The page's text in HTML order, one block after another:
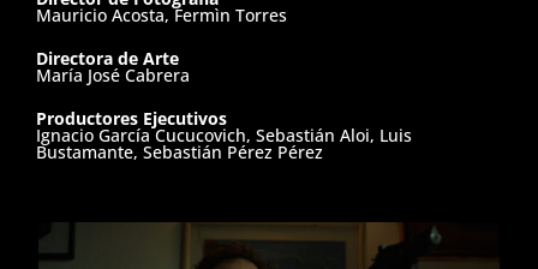
e
s
a
r
Mauricio Acosta, Fermìn Torres
Directora de Arte
María José Cabrera
Productores Ejecutivos
Ignacio García Cucucovich, Sebastián Aloi, Luis
Bustamante, Sebastián Pérez Pérez